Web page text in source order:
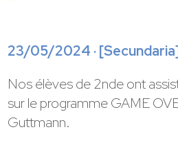
23/05/2024 · [Secundaria
Nos élèves de 2nde ont
sur le programme GAME
Guttmann.